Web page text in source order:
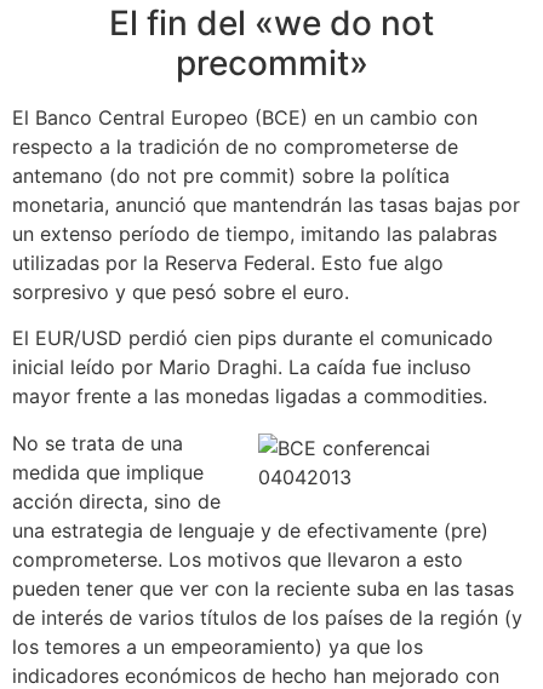
El fin del «we do not
precommit»
El Banco Central Europeo (BCE) en un cambio con
respecto a la tradición de no comprometerse de
antemano (do not pre commit) sobre la política
monetaria, anunció que mantendrán las tasas bajas por
un extenso período de tiempo, imitando las palabras
utilizadas por la Reserva Federal. Esto fue algo
sorpresivo y que pesó sobre el euro.
El EUR/USD perdió cien pips durante el comunicado
inicial leído por Mario Draghi. La caída fue incluso
mayor frente a las monedas ligadas a commodities.
No se trata de una
medida que implique
acción directa, sino de
una estrategia de lenguaje y de efectivamente (pre)
comprometerse. Los motivos que llevaron a esto
pueden tener que ver con la reciente suba en las tasas
de interés de varios títulos de los países de la región (y
los temores a un empeoramiento) ya que los
indicadores económicos de hecho han mejorado con